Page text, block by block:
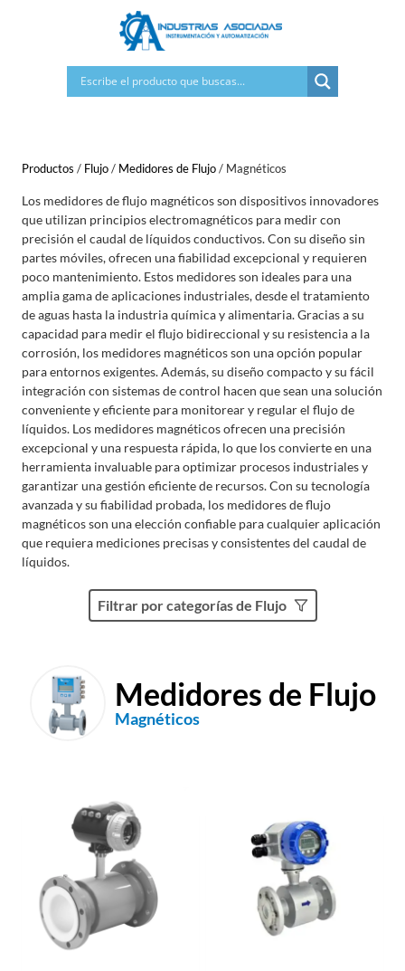
Productos / Flujo/ Medidores de Flujo/ Magnéticos
Los medidores de flujo magnéticos son dispositivos innovadores
que utilizan principios electromagnéticos para medir con
precisión el caudal de líquidos conductivos. Con su diseño sin
partes móviles, ofrecen una fiabilidad excepcional y requieren
poco mantenimiento. Estos medidores son ideales para una
amplia gama de aplicaciones industriales, desde el tratamiento
de aguas hasta la industria química y alimentaria. Gracias a su
capacidad para medir el flujo bidireccional y su resistencia a la
corrosión, los medidores magnéticos son una opción popular
para entornos exigentes. Además, su diseño compacto y su fácil
integración con sistemas de control hacen que sean una solución
conveniente y eficiente para monitorear y regular el flujo de
líquidos. Los medidores magnéticos ofrecen una precisión
excepcional y una respuesta rápida, lo que los convierte en una
herramienta invaluable para optimizar procesos industriales y
garantizar una gestión eficiente de recursos. Con su tecnología
avanzada y su fiabilidad probada, los medidores de flujo
magnéticos son una elección confiable para cualquier aplicación
que requiera mediciones precisas y consistentes del caudal de
líquidos.
Filtrar por categorías de Flujo
Medidores de Flujo
Magnéticos